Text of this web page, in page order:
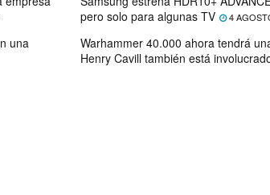
pero solo para algunas TV
4
una
Warhammer 40.000 ahora tendrá
Henry Cavill también está